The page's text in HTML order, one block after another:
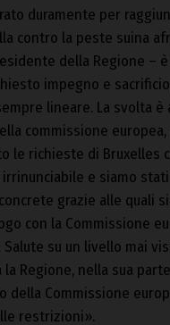
duramente per
contro la peste suina
della Regione –
impegno e
lineare. La svolta è
commissione europea,
le richieste di Bruxelles
irrinunciabile e siamo
grazie alle quali
con la Commissione
su un livello mai
la Regione, nella sua
della Commissione
restrizioni».